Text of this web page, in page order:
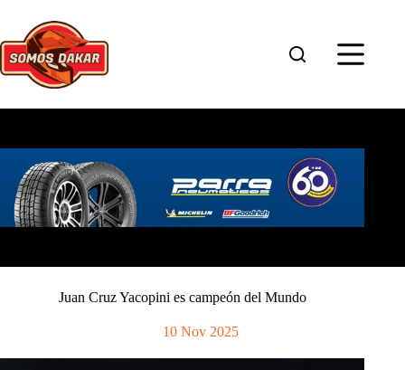
contenido
Juan Cruz Yacopini es campeón del Mundo
10 Nov 2025